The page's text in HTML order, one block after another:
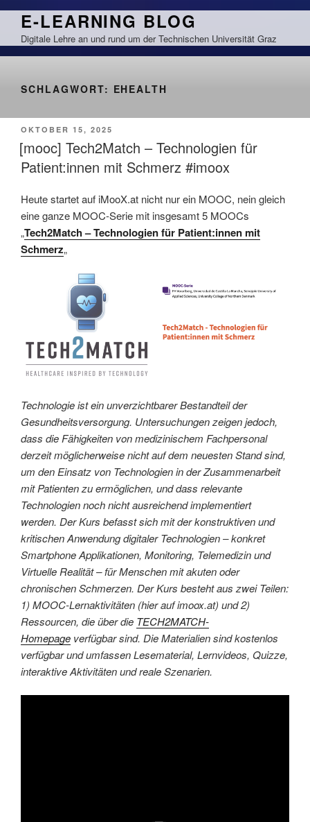
Zum
springen
E-LEARNING BLOG
Digitale Lehre an und rund um der Technischen Universität Graz
SCHLAGWORT: EHEALTH
VERÖFFENTLICHT
AM
OKTOBER 15, 2025
[mooc] Tech2Match – Technologien für
Patient:innen mit Schmerz #imoox
Heute startet auf iMooX.at nicht nur ein MOOC, nein gleich
eine ganze MOOC-Serie mit insgesamt 5 MOOCs
„Tech2Match – Technologien für Patient:innen mit
Schmerz„
Technologie ist ein unverzichtbarer Bestandteil der
Gesundheitsversorgung. Untersuchungen zeigen jedoch,
dass die Fähigkeiten von medizinischem Fachpersonal
derzeit möglicherweise nicht auf dem neuesten Stand sind,
um den Einsatz von Technologien in der Zusammenarbeit
mit Patienten zu ermöglichen, und dass relevante
Technologien noch nicht ausreichend implementiert
werden. Der Kurs befasst sich mit der konstruktiven und
kritischen Anwendung digitaler Technologien – konkret
Smartphone Applikationen, Monitoring, Telemedizin und
Virtuelle Realität – für Menschen mit akuten oder
chronischen Schmerzen. Der Kurs besteht aus zwei Teilen:
1) MOOC-Lernaktivitäten (hier auf imoox.at) und 2)
Ressourcen, die über die TECH2MATCH-
Homepage verfügbar sind. Die Materialien sind kostenlos
verfügbar und umfassen Lesematerial, Lernvideos, Quizze,
interaktive Aktivitäten und reale Szenarien.